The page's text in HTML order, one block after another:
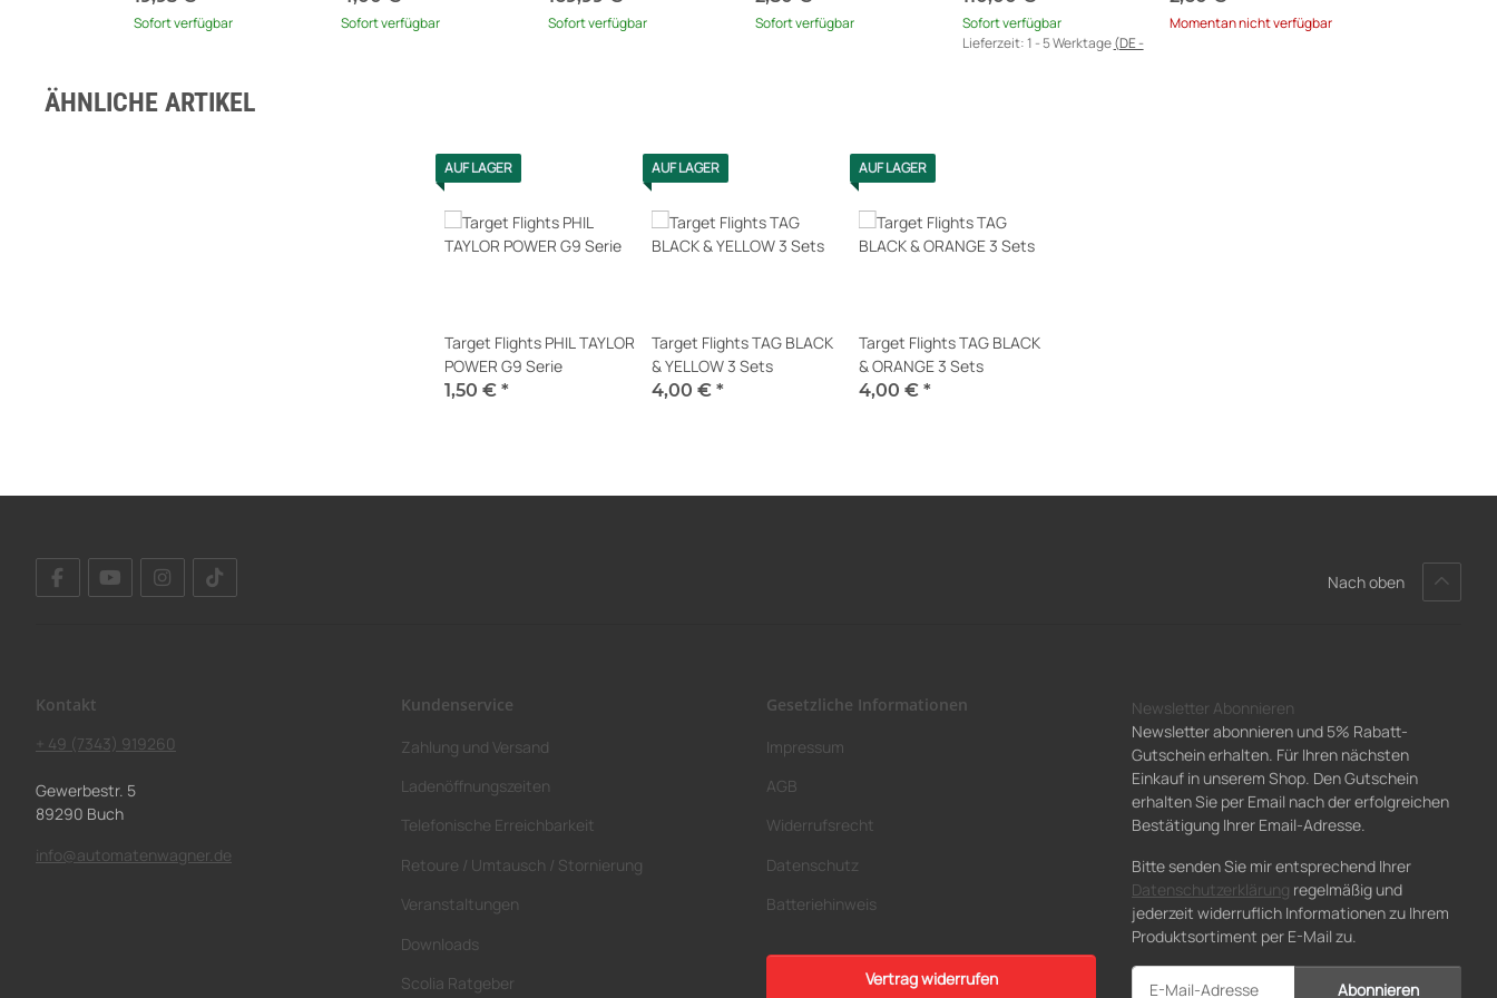
Sofort verfügbar Sofort verfügbar Sofort verfügbar Sofort verfügbar
Sofort verfügbar
Lieferzeit:1 - 5 Werktage(DE -
Momentan nicht verfügbar
ÄHNLICHE ARTIKEL
AUF LAGER
Target Flights PHIL TAYLOR
POWER G9 Serie
1,50 € *
AUF LAGER
Target Flights TAG BLACK
& YELLOW 3 Sets
4,00 € *
AUF LAGER
Target Flights TAG BLACK
& ORANGE 3 Sets
4,00 € *
Nach oben
Kontakt
+ 49 (7343) 919260
Gewerbestr. 5
89290 Buch
info@automatenwagner.de
Kundenservice
Zahlung und Versand
Ladenöffnungszeiten
Telefonische Erreichbarkeit
Retoure / Umtausch / Stornierung
Veranstaltungen
Downloads
Scolia Ratgeber
Gesetzliche Informationen
Impressum
AGB
Widerrufsrecht
Datenschutz
Batteriehinweis
Vertrag widerrufen
Newsletter Abonnieren
Newsletter abonnieren und 5% Rabatt-
Gutschein erhalten. Für Ihren nächsten
Einkauf in unserem Shop. Den Gutschein
erhalten Sie per Email nach der erfolgreichen
Bestätigung Ihrer Email-Adresse.
Bitte senden Sie mir entsprechend Ihrer
Datenschutzerklärung regelmäßig und
jederzeit widerruflich Informationen zu Ihrem
Produktsortiment per E-Mail zu.
Abonnieren